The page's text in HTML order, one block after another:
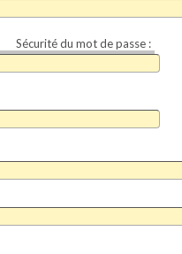
Sécurité du mot de passe :